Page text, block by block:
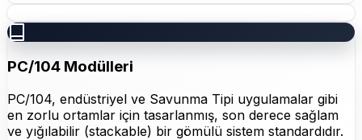
PC/104 Modülleri
PC/104, endüstriyel ve Savunma Tipi uygulamalar gibi
en zorlu ortamlar için tasarlanmış, son derece sağlam
ve yığılabilir (stackable) bir gömülü sistem standardıdır.